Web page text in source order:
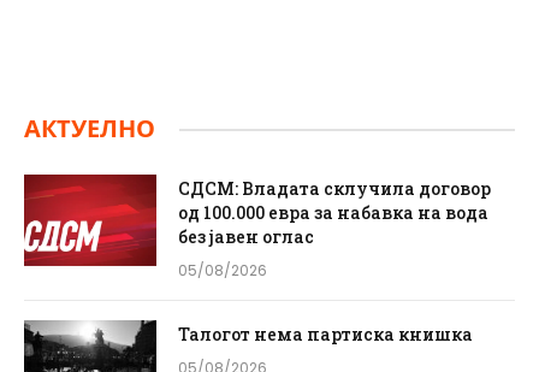
АКТУЕЛНО
СДСМ: Владата склучила договор
од 100.000 евра за набавка на вода
без јавен оглас
05/08/2026
Талогот нема партиска книшка